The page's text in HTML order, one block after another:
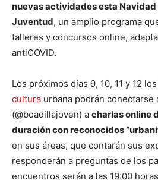
nuevas actividades esta Navidad
Juventud, un amplio programa
talleres y concursos online,
antiCOVID.
Los próximos días 9, 10, 11 y 12
cultura urbana podrán conectarse
(@boadillajoven) a charlas online
duración con reconocidos
en sus áreas, que contarán sus
responderán a preguntas de los
encuentros serán a las 19:00